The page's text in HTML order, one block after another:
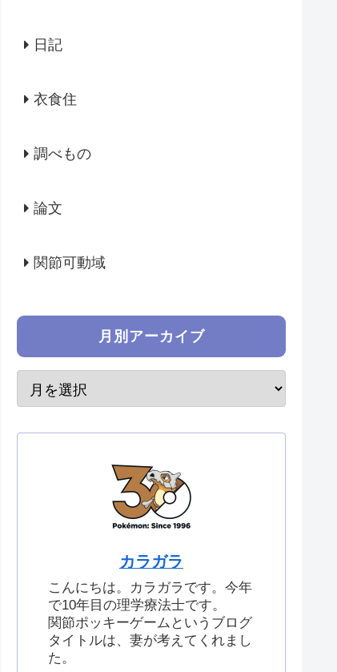
日記
衣食住
調べもの
論文
関節可動域
月別アーカイブ
カラガラ
こんにちは。カラガラです。今年
で10年目の理学療法士です。
関節ポッキーゲームというブログ
タイトルは、妻が考えてくれまし
た。